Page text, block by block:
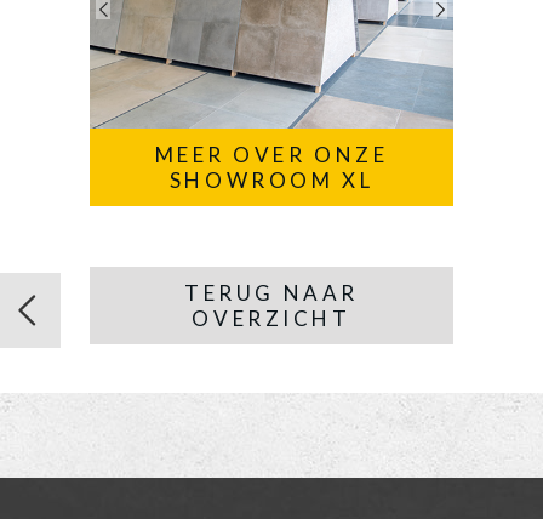
MEER OVER ONZE
SHOWROOM XL
TERUG NAAR
OVERZICHT